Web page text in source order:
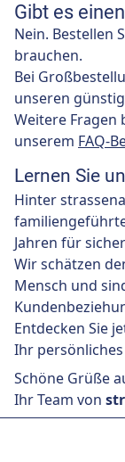
Gibt es
Nein. Bestellen
brauchen.
Bei
unseren
Weitere
unserem FAQ-
Lernen Sie
Hinter
Jahren für
Wir schätzen
Mensch und
Entdecken Sie
Ihr
Schöne Grüße
Ihr Team von